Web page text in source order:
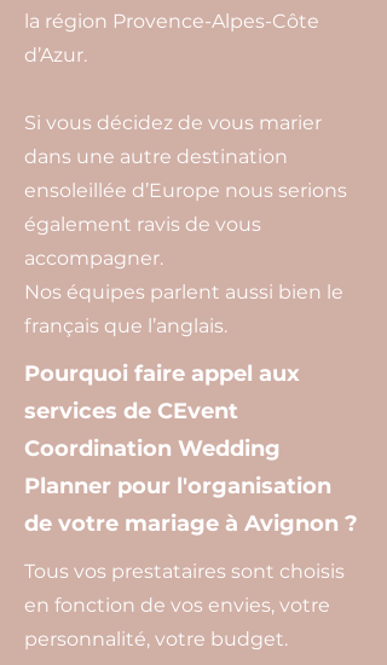
la région Provence-Alpes-Côte
d’Azur.
Si vous décidez de vous marier
dans une autre destination
ensoleillée d’Europe nous serions
également ravis de vous
accompagner.
Nos équipes parlent aussi bien le
français que l’anglais.
Pourquoi faire appel aux
services de CEvent
Coordination Wedding
Planner pour l'organisation
de votre mariage à Avignon ?
Tous vos prestataires sont choisis
en fonction de vos envies, votre
personnalité, votre budget.